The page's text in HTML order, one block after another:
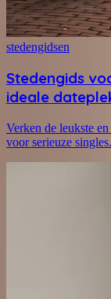
stedengidsen
Stedengids
ideale
Verken de leukste
voor serieuze singles.